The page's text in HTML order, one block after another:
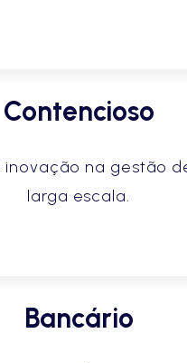
Contencioso
na gestão
larga escala.
Bancário